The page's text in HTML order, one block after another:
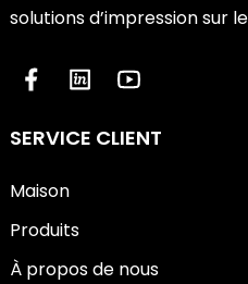
solutions d’impression sur
SERVICE CLIENT
Maison
Produits
À propos de nous